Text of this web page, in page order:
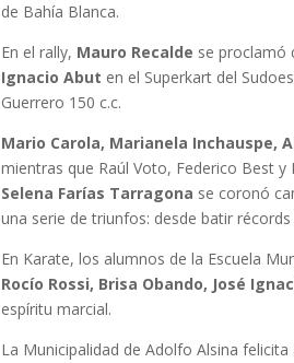
de Bahía Blanca.
En el rally, Mauro Recalde se proclamó
Ignacio Abut en el Superkart del
Guerrero 150 c.c.
Mario Carola, Marianela Inchauspe,
mientras que Raúl Voto, Federico Best
Selena Farías Tarragona se coronó
una serie de triunfos: desde batir
En Karate, los alumnos de la Escuela
Rocío Rossi, Brisa Obando, José
espíritu marcial.
La Municipalidad de Adolfo Alsina